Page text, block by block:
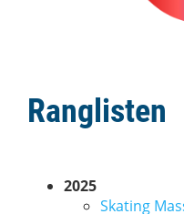
Ranglisten
2025
Skating